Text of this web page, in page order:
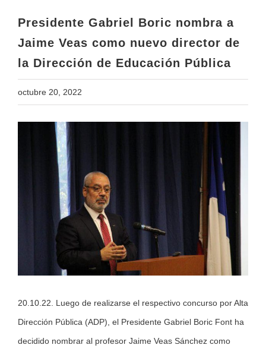
Presidente Gabriel Boric nombra a
Jaime Veas como nuevo director de
la Dirección de Educación Pública
octubre 20, 2022
20.10.22. Luego de realizarse el respectivo concurso por Alta
Dirección Pública (ADP), el Presidente Gabriel Boric Font ha
decidido nombrar al profesor Jaime Veas Sánchez como